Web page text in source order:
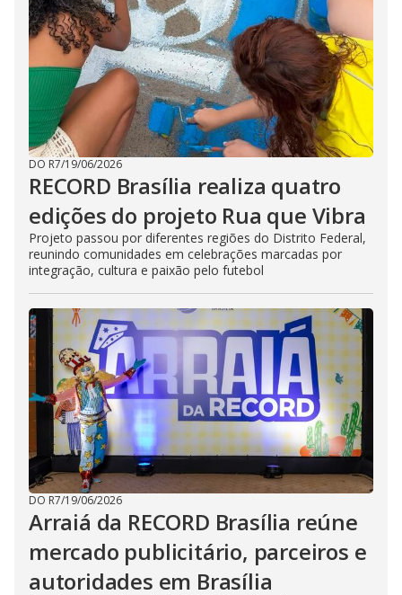
DO R7/19/06/2026
RECORD Brasília realiza quatro
edições do projeto Rua que Vibra
Projeto passou por diferentes regiões do Distrito Federal,
reunindo comunidades em celebrações marcadas por
integração, cultura e paixão pelo futebol
DO R7/19/06/2026
Arraiá da RECORD Brasília reúne
mercado publicitário, parceiros e
autoridades em Brasília